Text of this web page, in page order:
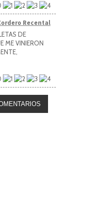
Recental
DE
ME VINIERON